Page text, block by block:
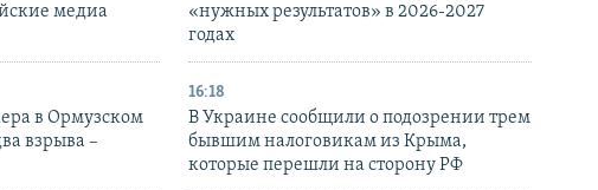
медиа
«нужных результатов» в 2026-2027
годах
в Ормузском
взрыва –
16:18
В Украине сообщили о подозрении трем
бывшим налоговикам из Крыма,
которые перешли на сторону РФ